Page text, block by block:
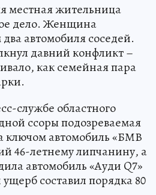
местная жительница
дело. Женщина
автомобиля соседей.
давний конфликт –
как семейная пара
службе областного
ссоры подозреваемая
ключом автомобиль «БМВ
46-летнему липчанину, а
автомобиль «Ауди Q7»
составил порядка 80